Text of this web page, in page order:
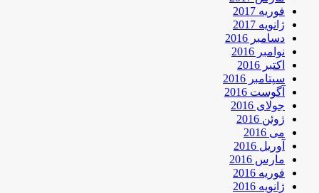
فوریه 2017
ژانویه 2017
دسامبر 2016
نوامبر 2016
اکتبر 2016
سپتامبر 2016
آگوست 2016
جولای 2016
ژوئن 2016
می 2016
آوریل 2016
مارس 2016
فوریه 2016
ژانویه 2016